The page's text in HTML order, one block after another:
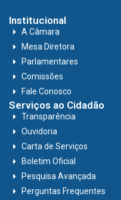
Institucional
A Câmara
Mesa Diretora
Parlamentares
Comissões
Fale Conosco
Serviços ao Cidadão
Transparência
Ouvidoria
Carta de Serviços
Boletim Oficial
Pesquisa Avançada
Perguntas Frequentes